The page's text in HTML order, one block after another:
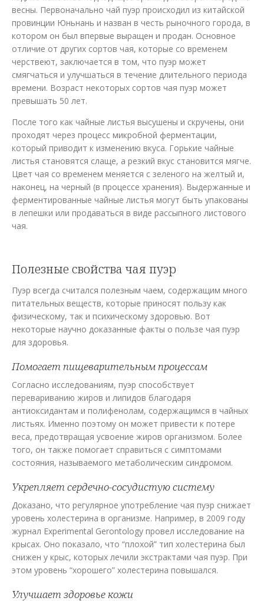
весны. Первоначально чай пуэр происходил из китайской
провинции Юньнань и назван в честь рыночного города, в
котором он был впервые выращен и продан. Основное
отличие от других сортов чая, которые со временем
черствеют, заключается в том, что пуэр может
смягчаться и улучшаться в течение длительного периода
времени. Возраст некоторых сортов чая пуэр может
превышать 50 лет.
После того как чайные листья высушены и скручены, они
проходят через процесс микробной ферментации,
который приводит к изменению вкуса. Горькие чайные
листья становятся слаще, а резкий вкус становится мягче.
Цвет чая со временем меняется с зеленого на желтый и,
наконец, на черный (в процессе хранения). Выдержанные и
ферментированные чайные листья могут быть упакованы
в лепешки или продаваться в виде рассыпного листового
чая.
Полезные свойства чая пуэр
Пуэр всегда считался полезным чаем, содержащим много
питательных веществ, которые приносят пользу как
физическому, так и психическому здоровью. Вот
некоторые научно доказанные факты о пользе чая пуэр
для здоровья.
Помогает пищеварительным процессам
Согласно исследованиям, пуэр способствует
перевариванию жиров и липидов благодаря
антиоксидантам и полифенолам, содержащимся в чайных
листьях. Именно поэтому он может привести к потере
веса, предотвращая усвоение жиров организмом. Более
того, он также помогает справиться с симптомами
состояния, называемого метаболическим синдромом.
Укрепляет сердечно-сосудистую систему
Доказано, что регулярное употребление чая пуэр снижает
уровень холестерина в организме. Например, в 2009 году
журнал Experimental Gerontology провел исследование на
крысах. Оно показало, что “плохой” тип холестерина был
снижен у крыс, которых лечили экстрактами чая пуэр. При
этом уровень “хорошего” холестерина повышался.
Улучшает здоровье кожи